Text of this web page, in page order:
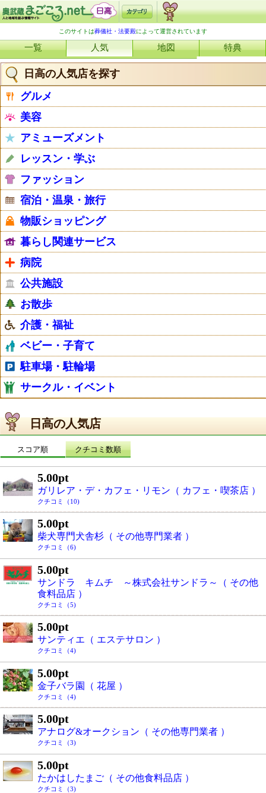
このサイトは葬儀社・法要殿によって運営されています
一覧 人気 地図 特典
日高の人気店を探す
グルメ
美容
アミューズメント
レッスン・学ぶ
ファッション
宿泊・温泉・旅行
物販ショッピング
暮らし関連サービス
病院
公共施設
お散歩
介護・福祉
ベビー・子育て
駐車場・駐輪場
サークル・イベント
日高の人気店
スコア順 クチコミ数順
5.00pt
ガリレア・デ・カフェ・リモン（ カフェ・喫茶店 ）
クチコミ（10)
5.00pt
柴犬専門犬舎杉（ その他専門業者 ）
クチコミ（6)
5.00pt
サンドラ キムチ ～株式会社サンドラ～（ その他
食料品店 ）
クチコミ（5)
5.00pt
サンティエ（ エステサロン ）
クチコミ（4)
5.00pt
金子バラ園（ 花屋 ）
クチコミ（4)
5.00pt
アナログ&オークション（ その他専門業者 ）
クチコミ（3)
5.00pt
たかはしたまご（ その他食料品店 ）
クチコミ（3)